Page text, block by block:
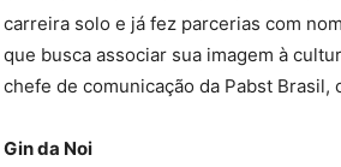
carreira solo e já fez parcerias com
que busca associar sua imagem à
chefe de comunicação da Pabst Brasil,
Gin da Noi